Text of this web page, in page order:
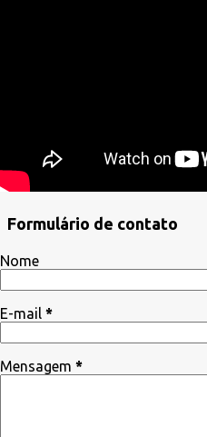
Formulário de contato
Nome
E-mail *
Mensagem *